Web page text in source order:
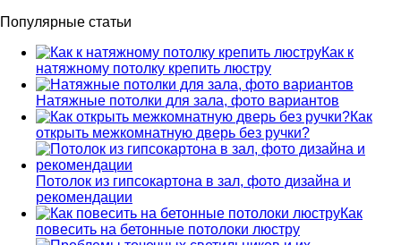
Популярные статьи
Как к
натяжному потолку крепить люстру
Натяжные потолки для зала, фото вариантов
Как
открыть межкомнатную дверь без ручки?
Потолок из гипсокартона в зал, фото дизайна и
рекомендации
Как
повесить на бетонные потолоки люстру